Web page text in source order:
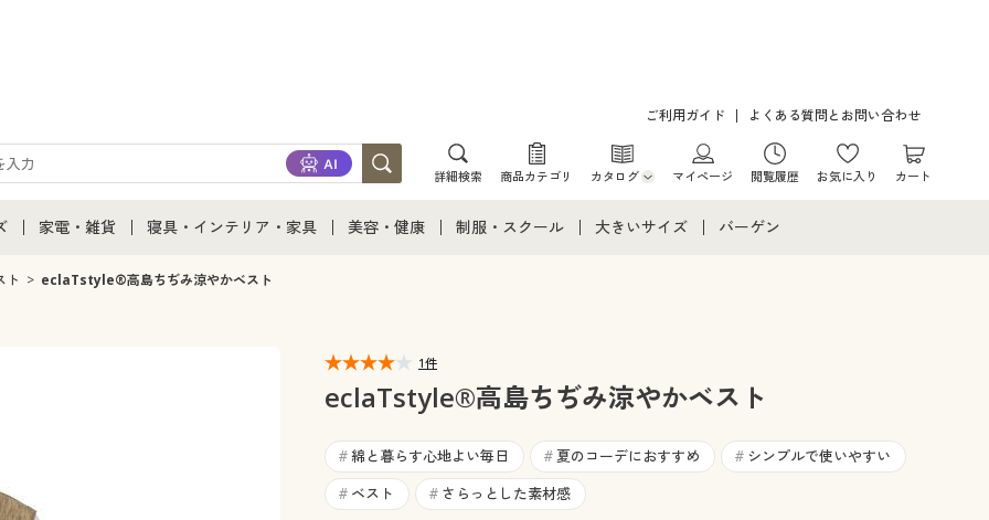
ご利用ガイド よくある質問とお問い合わせ
詳細検索 商品カテゴリ カタログ
カタログ・チラシからのご注文
マイページ 閲覧履歴 お気に入り カート
通販すべて
家電・雑貨
家電・雑貨すべて
寝具・インテリア・家具
寝具・インテリア・家具通販すべて
カーテン・ラグ・ファブリック
美容・健康 制服・スクール
ジュニア・ティーンズ下着
大きいサイズ
大きいサイズ レディース下着
大きいサイズ メンズ
バーゲン
ト eclaTstyle®高島ちぢみ涼やかベスト
1件
eclaTstyle®高島ちぢみ涼やかベスト
# 綿と暮らす心地よい毎日 # 夏のコーデにおすすめ # シンプルで使いやすい
# ベスト # さらっとした素材感